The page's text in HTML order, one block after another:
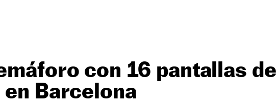
con 16 pantallas
Barcelona